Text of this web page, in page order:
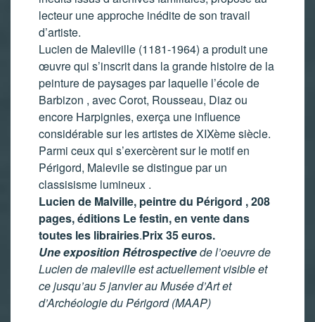
lecteur une approche inédite de son travail
d’artiste.
Lucien de Maleville (1181-1964) a produit une
œuvre qui s’inscrit dans la grande histoire de la
peinture de paysages par laquelle l’école de
Barbizon , avec Corot, Rousseau, Diaz ou
encore Harpignies, exerça une influence
considérable sur les artistes de XIXème siècle.
Parmi ceux qui s’exercèrent sur le motif en
Périgord, Malevile se distingue par un
classisisme lumineux .
Lucien de Malville, peintre du Périgord , 208
pages, éditions Le festin, en vente dans
toutes les librairies.Prix 35 euros.
Une exposition Rétrospectivede l’oeuvre de
Lucien de maleville est actuellement visible et
ce jusqu’au 5 janvier au Musée d’Art et
d’Archéologie du Périgord (MAAP)